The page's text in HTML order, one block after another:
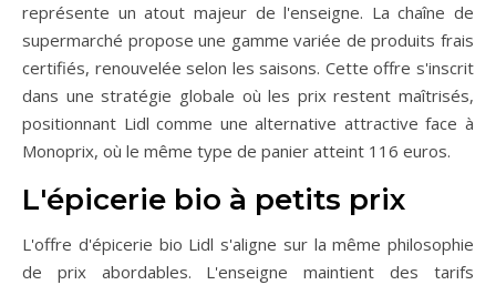
représente un atout majeur de l'enseigne. La chaîne de
supermarché propose une gamme variée de produits frais
certifiés, renouvelée selon les saisons. Cette offre s'inscrit
dans une stratégie globale où les prix restent maîtrisés,
positionnant Lidl comme une alternative attractive face à
Monoprix, où le même type de panier atteint 116 euros.
L'épicerie bio à petits prix
L'offre d'épicerie bio Lidl s'aligne sur la même philosophie
de prix abordables. L'enseigne maintient des tarifs